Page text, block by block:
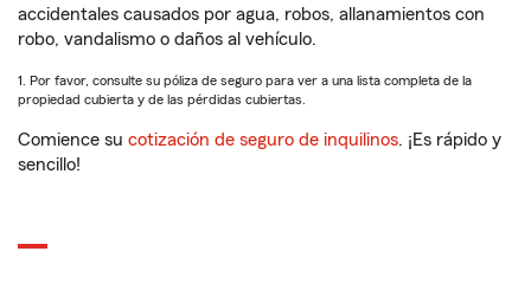
accidentales causados por agua, robos, allanamientos con
robo, vandalismo o daños al vehículo.
1. Por favor, consulte su póliza de seguro para ver a una lista completa de la
propiedad cubierta y de las pérdidas cubiertas.
Comience su cotización de seguro de inquilinos. ¡Es rápido y
sencillo!